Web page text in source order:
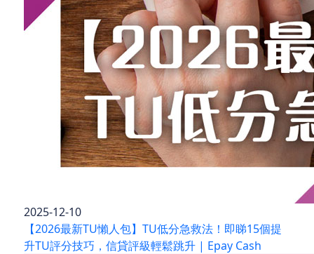
2025-12-10
【2026最新TU懶人包】TU低分急救法！即睇15個提
升TU評分技巧，信貸評級輕鬆跳升 | Epay Cash